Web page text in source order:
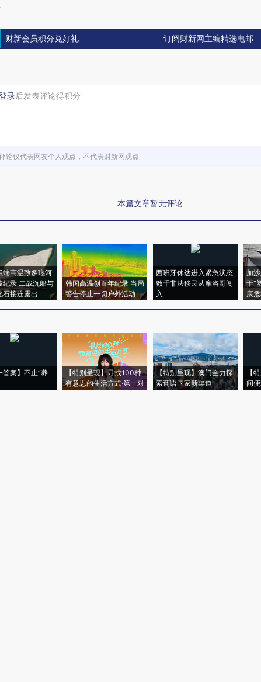
财新会员积分兑好礼 订阅财新网主编精选电邮
录后发表评论得积分
论仅代表网友个人观点，不代表财新网观点
本篇文章暂无评论
端高温致多瑙河
纪录 二战沉船与
石接连露出
韩国高温创百年纪录 当局
警告停止一切户外活动
西班牙休达进入紧急状态
数千非法移民从摩洛哥闯
入
加
于“
康
答案】不止“养
【特别呈现】寻找100种
有意思的生活方式·第一对
【特别呈现】澳门全力探
索葡语国家新渠道
【
间